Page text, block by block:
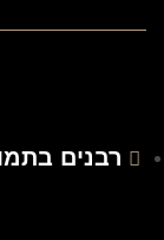
רבנים